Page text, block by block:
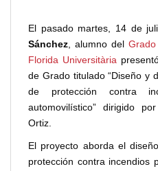
El pasado martes, 14 de
Sánchez, alumno del
Florida Universitària
de Grado titulado “Diseño y
de protección contra
automovilístico” dirigido
Ortiz.
El proyecto aborda el
protección contra incendios